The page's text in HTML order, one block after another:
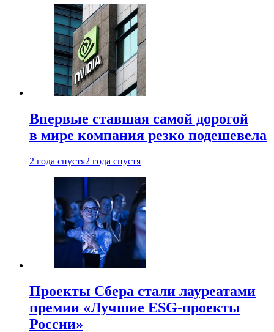
Впервые ставшая самой дорогой
в мире компания резко подешевела
2 года спустя2 года спустя
Проекты Сбера стали лауреатами
премии «Лучшие ESG-проекты
России»